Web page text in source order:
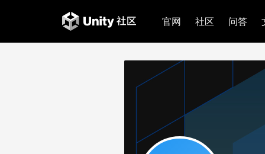
官网 社区 问答